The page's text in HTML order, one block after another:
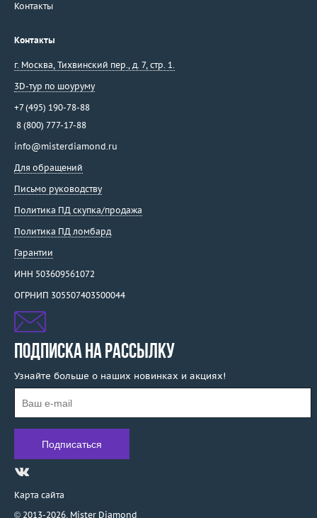
Контакты
Контакты
г. Москва, Тихвинский пер., д. 7, стр. 1.
3D-тур по шоуруму
+7 (495) 190-78-88
8 (800) 777-17-88
info@misterdiamond.ru
Для обращений
Письмо руководству
Политика ПД скупка/продажа
Политика ПД ломбард
Гарантии
ИНН 503609561072
ОГРНИП 305507403500044
ПОДПИСКА НА РАССЫЛКУ
Узнайте больше о наших новинках и акциях!
Карта сайта
© 2013-2026, Mister Diamond